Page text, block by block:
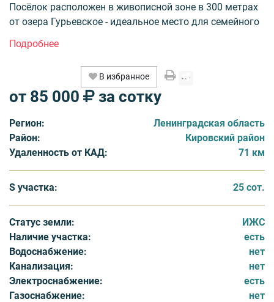
Посёлок расположен в живописной зоне в 300 метрах
от озера Гурьевское - идеальное место для семейного
В радиусе двух километров находятся ещё несколько
лесных озер и искусственных водоёмов.
грибами и ягодами, что позволит его жителям
совершать не только пешие прогулки на природе, но и
с пользой и удовольствием проводить свободное
время.
Ленинградской области и имеет общую площадь 7,24
га.
В состав посёлка входят 18 земельных участков под
домовладения площадью от 25 до 60 соток.
В избранное
от 85 000 за сотку
Регион:
Ленинградская область
Район:
Кировский район
Удаленность от КАД:
71 км
S участка: 25 сот.
Статус земли:
ИЖС
Наличие участка:
есть
Водоснабжение:
нет
Канализация:
нет
Электроснабжение:
есть
Газоснабжение:
нет